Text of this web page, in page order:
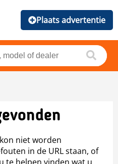
Plaats advertentie
niet worden
in de URL staan, of